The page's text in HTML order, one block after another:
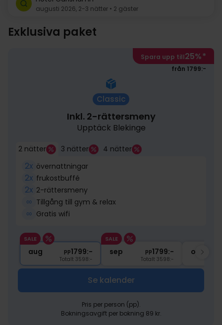
augusti 2026, 2-3 nätter • 2 gäster
Exklusiva paket
Spara upp till25%*
från 1799:-
Classic
Inkl. 2-rättersmeny
Upptäck Blekinge
2 nätter 3 nätter 4 nätter
2x övernattningar
2x frukostbuffé
2x 2-rättersmeny
∞ Tillgång till gym & relax
∞ Gratis wifi
SALE
aug pp1799:-
Totalt 3598:-
SALE
sep pp1799:-
Totalt 3598:-
okt
Se kalender
Pris per person (pp).
Bokningsavgift per bokning 89 kr.